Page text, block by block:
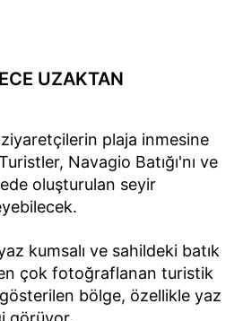
UZAKTAN
plaja inmesine
Navagio Batığı'nı ve
oluşturulan seyir
kumsalı ve sahildeki batık
çok fotoğraflanan turistik
bölge, özellikle yaz